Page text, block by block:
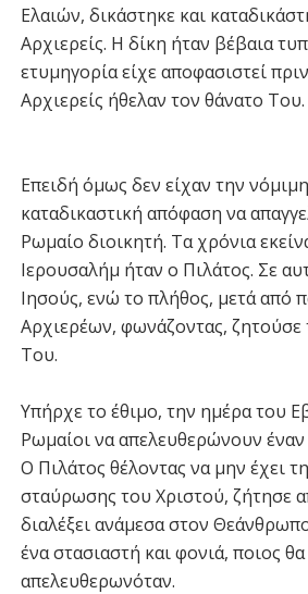
Ελαιών, δικάστηκε και
Αρχιερείς. Η δίκη ήταν βέβαια
ετυμηγορία είχε αποφασιστεί
Αρχιερείς ήθελαν τον θάνατο Του.
Επειδή όμως δεν είχαν την
καταδικαστική απόφαση να
Ρωμαίο διοικητή. Τα χρόνια
Ιερουσαλήμ ήταν ο Πιλάτος. Σε
Ιησούς, ενώ το πλήθος, μετά από
Αρχιερέων, φωνάζοντας,
Του.
Υπήρχε το έθιμο, την ημέρα του
Ρωμαίοι να απελευθερώνουν έναν
Ο Πιλάτος θέλοντας να μην έχει
σταύρωσης του Χριστού, ζήτησε
διαλέξει ανάμεσα στον
ένα στασιαστή και φονιά, ποιος
απελευθερωνόταν.